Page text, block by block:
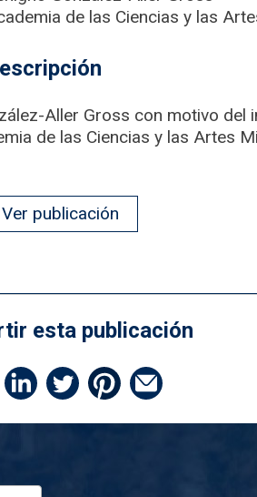
de las Ciencias y las
Aller Gross con motivo del
de las Ciencias y las Artes
Ver publicación
esta publicación